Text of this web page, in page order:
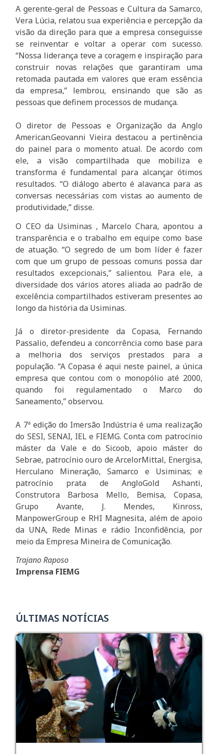
A gerente-geral de Pessoas e Cultura da Samarco,
Vera Lúcia, relatou sua experiência e percepção da
visão da direção para que a empresa conseguisse
se reinventar e voltar a operar com sucesso.
“Nossa liderança teve a coragem e inspiração para
construir novas relações que garantiram uma
retomada pautada em valores que eram essência
da empresa,” lembrou, ensinando que são as
pessoas que definem processos de mudança.
O diretor de Pessoas e Organização da Anglo
American.Geovanni Vieira destacou a pertinência
do painel para o momento atual. De acordo com
ele, a visão compartilhada que mobiliza e
transforma é fundamental para alcançar ótimos
resultados. “O diálogo aberto é alavanca para as
conversas necessárias com vistas ao aumento de
produtividade,” disse.
O CEO da Usiminas , Marcelo Chara, apontou a
transparência e o trabalho em equipe como base
de atuação. “O segredo de um bom líder é fazer
com que um grupo de pessoas comuns possa dar
resultados excepcionais,” salientou. Para ele, a
diversidade dos vários atores aliada ao padrão de
excelência compartilhados estiveram presentes ao
longo da história da Usiminas.
Já o diretor-presidente da Copasa, Fernando
Passalio, defendeu a concorrência como base para
a melhoria dos serviços prestados para a
população. “A Copasa é aqui neste painel, a única
empresa que contou com o monopólio até 2000,
quando foi regulamentado o Marco do
Saneamento,” observou.
A 7ª edição do Imersão Indústria é uma realização
do SESI, SENAI, IEL e FIEMG. Conta com patrocínio
máster da Vale e do Sicoob, apoio máster do
Sebrae, patrocínio ouro de ArcelorMittal, Energisa,
Herculano Mineração, Samarco e Usiminas; e
patrocínio prata de AngloGold Ashanti,
Construtora Barbosa Mello, Bemisa, Copasa,
Grupo Avante, J. Mendes, Kinross,
ManpowerGroup e RHI Magnesita, além de apoio
da UNA, Rede Minas e rádio Inconfidência, por
meio da Empresa Mineira de Comunicação.
Trajano Raposo
Imprensa FIEMG
ÚLTIMAS NOTÍCIAS